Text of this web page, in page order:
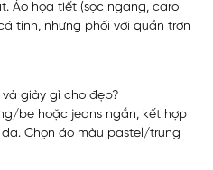
Áo họa tiết (sọc ngang, caro
tính, nhưng phối với quần trơn
và giày gì cho đẹp?
be hoặc jeans ngắn, kết hợp
Chọn áo màu pastel/trung